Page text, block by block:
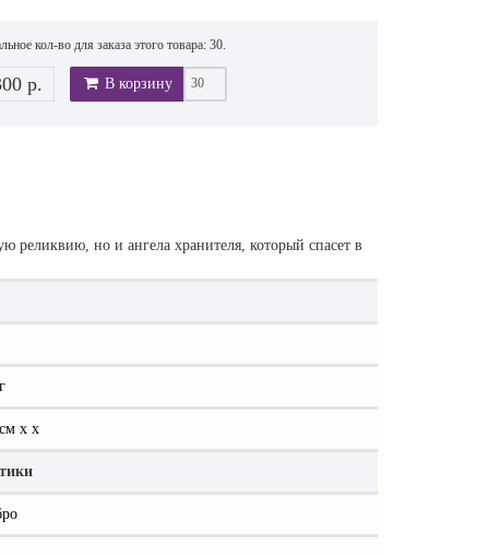
кол-во для заказа этого товара: 30.
р. В корзину
реликвию, но и ангела хранителя, который спасет в
x x